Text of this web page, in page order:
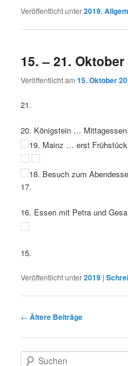
Veröffentlicht unter2019,
15. – 21. Oktober
Veröffentlicht am15. Oktober
21.
20. Königstein …
19. Mainz … erst
18. Besuch zum
17.
16. Essen mit Petra und
15.
Veröffentlicht unter2019 |
Beitrags-
← Ältere Beiträge